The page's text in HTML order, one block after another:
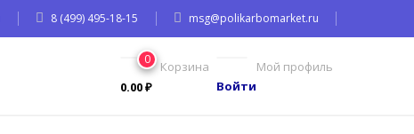
8 (499) 495-18-15 msg@polikarbomarket.ru
Мой профиль
Войти
0
Корзина
0.00₽